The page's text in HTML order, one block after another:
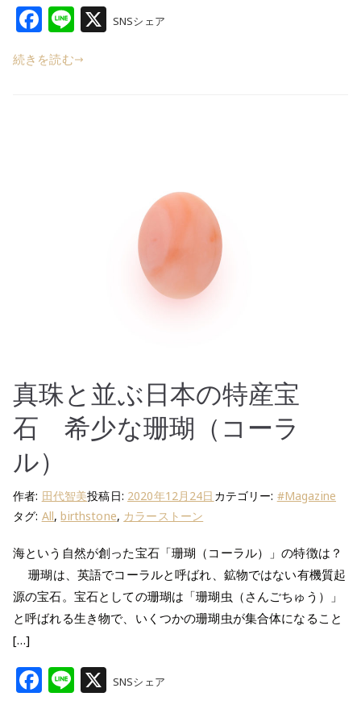
F
a
c
Li
e
X
SNSシェア
続きを読む
真珠と並ぶ日本の特産宝
石 希少な珊瑚（コーラ
ル）
作者: 田代智美投稿日: 2020年12月24日 カテゴリー: #Magazine
タグ: All,birthstone, カラーストーン
海という自然が創った宝石「珊瑚（コーラル）」の特徴は？
珊瑚は、英語でコーラルと呼ばれ、鉱物ではない有機質起
源の宝石。宝石としての珊瑚は「珊瑚虫（さんごちゅう）」
と呼ばれる生き物で、いくつかの珊瑚虫が集合体になること
[…]
F Li X
SNSシェア